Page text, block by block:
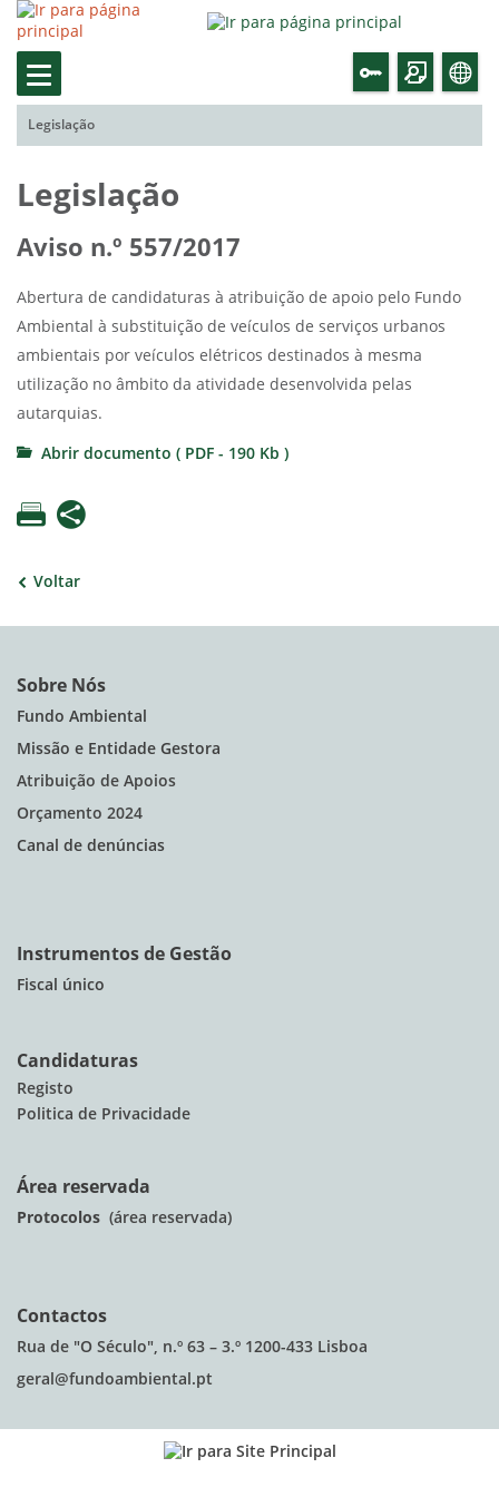
Legislação
Legislação
Aviso n.º 557/2017
Abertura de candidaturas à atribuição de apoio pelo Fundo
Ambiental à substituição de veículos de serviços urbanos
ambientais por veículos elétricos destinados à mesma
utilização no âmbito da atividade desenvolvida pelas
autarquias.
Abrir documento ( PDF - 190 Kb )
Voltar
Sobre Nós
Fundo Ambiental
Missão e Entidade Gestora
Atribuição de Apoios
Orçamento 2024
Canal de denúncias
Instrumentos de Gestão
Fiscal único
Candidaturas
Registo
Politica de Privacidade
Área reservada
Protocolos (área reservada)
Contactos
Rua de "O Século", n.º 63 – 3.º 1200-433 Lisboa
geral@fundoambiental.pt